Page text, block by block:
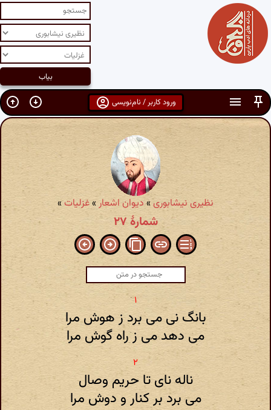
ورود کاربر / نام‌نویسی
نظیری نیشابوری»دیوان اشعار»غزلیات»
شمارهٔ ۲۷
بانگ نی می برد ز هوش مرا
می دهد می ز راه گوش مرا
ناله نای تا حریم وصال
می برد بر کنار و دوش مرا